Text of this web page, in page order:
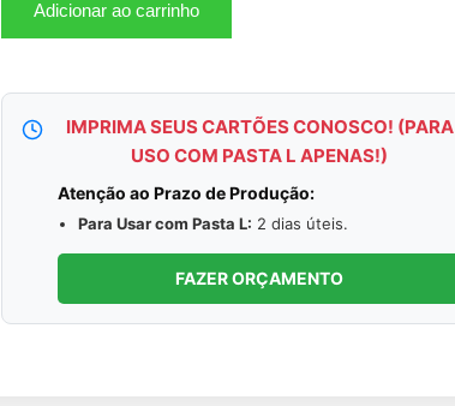
Adicionar ao carrinho
IMPRIMA SEUS CARTÕES CONOSCO! (PARA
USO COM PASTA L APENAS!)
Atenção ao Prazo de Produção:
Para Usar com Pasta L: 2 dias úteis.
FAZER ORÇAMENTO